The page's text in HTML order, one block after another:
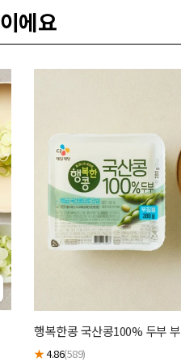
이에요
행복한콩 국산콩100% 두부
★4.86(589)